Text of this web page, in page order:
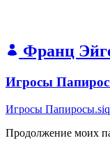
Франц
Игросы
Игросы Папиросы.siq
Продолжение моих